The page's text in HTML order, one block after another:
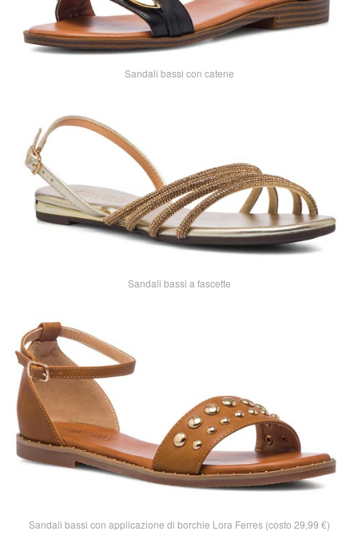
Sandali bassi con catene
Sandali bassi a fascette
Sandali bassi con applicazione di borchie Lora Ferres (costo 29,99 €)